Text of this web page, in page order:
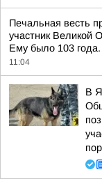
Печальная весть
участник Великой
Ему было 103
11:04
В